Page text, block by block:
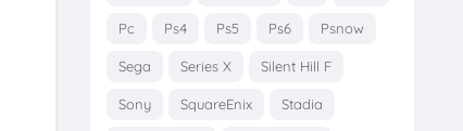
Pc Ps4 Ps5 Ps6 Psnow
Sega Series X Silent Hill F
Sony SquareEnix Stadia